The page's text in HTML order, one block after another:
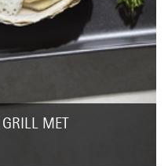
GRILL MET